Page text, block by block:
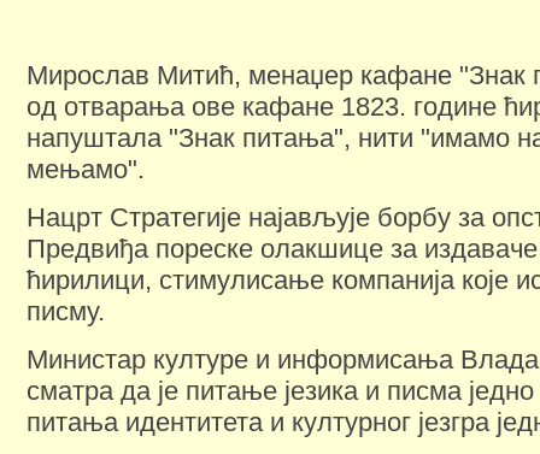
Мирослав Митић, менаџер кафане "Знак
од отварања ове кафане 1823. године
напуштала "Знак питања", нити "имамо
мењамо".
Нацрт Стратегије најављује борбу за
Предвиђа пореске олакшице за
ћирилици, стимулисање компанија које
писму.
Министар културе и информисања
сматра да је питање језика и писма
питања идентитета и културног језгра